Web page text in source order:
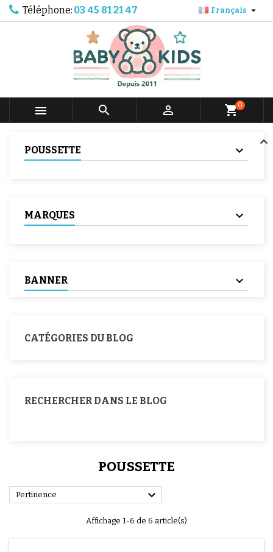
Téléphone: 03 45 81 21 47 Français 
   shopping_cart0
POUSSETTE
MARQUES
BANNER
CATÉGORIES DU BLOG
RECHERCHER DANS LE BLOG
POUSSETTE
Pertinence 
Affichage 1-6 de 6 article(s)